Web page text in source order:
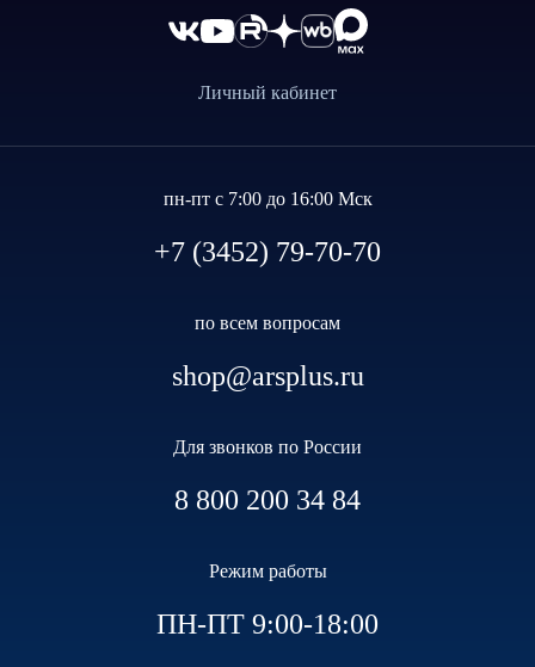
Личный кабинет
пн-пт с 7:00 до 16:00 Мск
+7 (3452) 79-70-70
по всем вопросам
shop@arsplus.ru
Для звонков по России
8 800 200 34 84
Режим работы
ПН-ПТ 9:00-18:00